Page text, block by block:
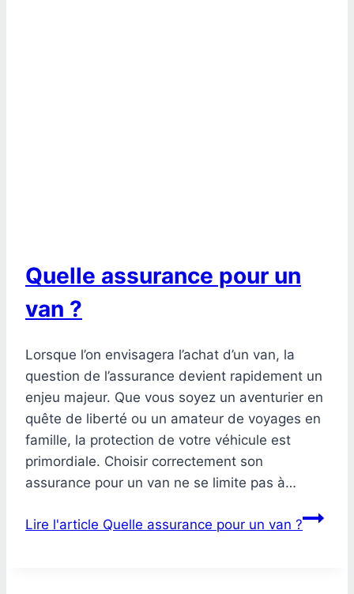
Quelle assurance pour un
van ?
Lorsque l’on envisagera l’achat d’un van, la
question de l’assurance devient rapidement un
enjeu majeur. Que vous soyez un aventurier en
quête de liberté ou un amateur de voyages en
famille, la protection de votre véhicule est
primordiale. Choisir correctement son
assurance pour un van ne se limite pas à…
Lire l'article Quelle assurance pour un van ?